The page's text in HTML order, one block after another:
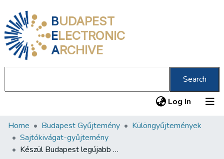
BUDAPEST
ELECTRONIC
ARCHIVE
Search
Log In (current)
Communities & Collections
All of DSpace
Home Budapest Gyűjtemény
Különgyűjtemények
Sajtókivágat-gyűjtemény
Készül Budapest legújabb emlékműve